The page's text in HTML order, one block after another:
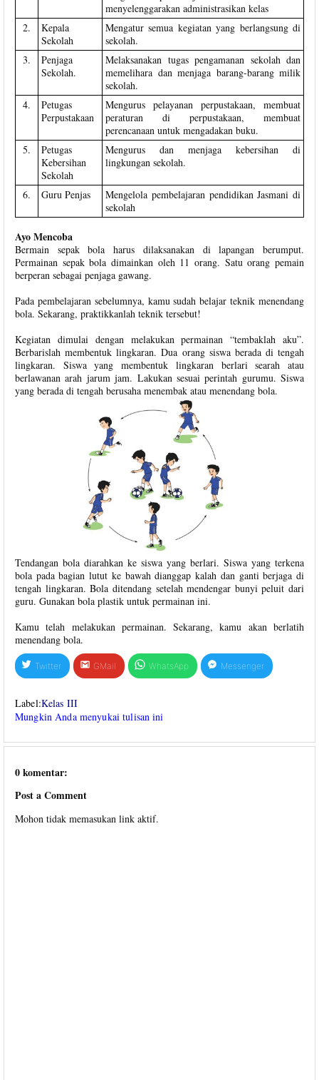
menyelenggarakan administrasikan kelas
2.
Kepala
Sekolah
Mengatur semua kegiatan yang berlangsung di
sekolah.
3.
Penjaga
Sekolah.
Melaksanakan tugas pengamanan sekolah dan
memelihara dan menjaga barang-barang milik
sekolah.
4.
Petugas
Perpustakaan
Mengurus pelayanan perpustakaan, membuat
peraturan di perpustakaan, membuat
perencanaan untuk mengadakan buku.
5.
Petugas
Kebersihan
Sekolah
Mengurus dan menjaga kebersihan di
lingkungan sekolah.
6. Guru Penjas
Mengelola pembelajaran pendidikan Jasmani di
sekolah
Ayo Mencoba
Bermain sepak bola harus dilaksanakan di lapangan berumput.
Permainan sepak bola dimainkan oleh 11 orang. Satu orang pemain
berperan sebagai penjaga gawang.
Pada pembelajaran sebelumnya, kamu sudah belajar teknik menendang
bola. Sekarang, praktikkanlah teknik tersebut!
Kegiatan dimulai dengan melakukan permainan “tembaklah aku”.
Berbarislah membentuk lingkaran. Dua orang siswa berada di tengah
lingkaran. Siswa yang membentuk lingkaran berlari searah atau
berlawanan arah jarum jam. Lakukan sesuai perintah gurumu. Siswa
yang berada di tengah berusaha menembak atau menendang bola.
Tendangan bola diarahkan ke siswa yang berlari. Siswa yang terkena
bola pada bagian lutut ke bawah dianggap kalah dan ganti berjaga di
tengah lingkaran. Bola ditendang setelah mendengar bunyi peluit dari
guru. Gunakan bola plastik untuk permainan ini.
Kamu telah melakukan permainan. Sekarang, kamu akan berlatih
menendang bola.
Twitter GMail WhatsApp Messenger
Label:Kelas III
Mungkin Anda menyukai tulisan ini
0 komentar:
Post a Comment
Mohon tidak memasukan link aktif.